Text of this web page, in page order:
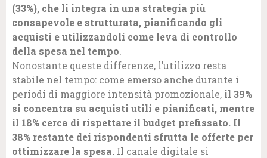
(33%), che li integra in una strategia più
consapevole e strutturata, pianificando gli
acquisti e utilizzandoli come leva di controllo
della spesa nel tempo.
Nonostante queste differenze, l’utilizzo resta
stabile nel tempo: come emerso anche durante i
periodi di maggiore intensità promozionale, il 39%
si concentra su acquisti utili e pianificati, mentre
il 18% cerca di rispettare il budget prefissato. Il
38% restante dei rispondenti sfrutta le offerte per
ottimizzare la spesa. Il canale digitale si